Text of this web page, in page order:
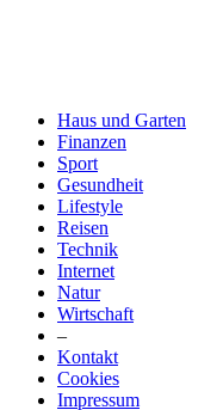
Haus und Garten
Finanzen
Sport
Gesundheit
Lifestyle
Reisen
Technik
Internet
Natur
Wirtschaft
–
Kontakt
Cookies
Impressum